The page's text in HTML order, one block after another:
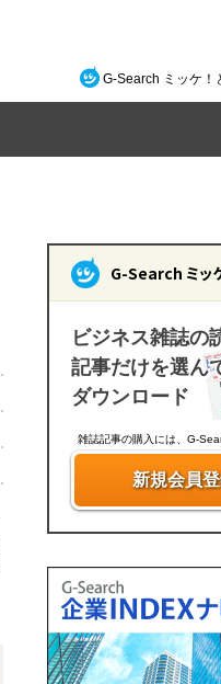
G-Search ミッケ！
G-Search ミッ
ビジネス雑誌の
記事だけを選ん
ダウンロード
雑誌記事の購入には、G-
新規会員